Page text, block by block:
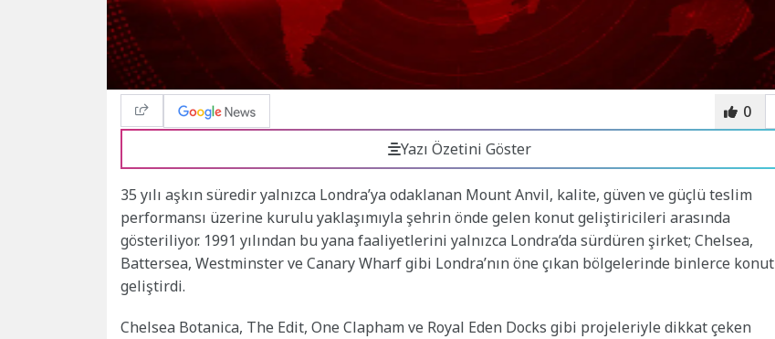
0
Yazı Özetini Göster
35 yılı aşkın süredir yalnızca Londra’ya odaklanan Mount Anvil, kalite, güven ve güçlü teslim
performansı üzerine kurulu yaklaşımıyla şehrin önde gelen konut geliştiricileri arasında
gösteriliyor. 1991 yılından bu yana faaliyetlerini yalnızca Londra’da sürdüren şirket; Chelsea,
Battersea, Westminster ve Canary Wharf gibi Londra’nın öne çıkan bölgelerinde binlerce konut
geliştirdi.
Chelsea Botanica, The Edit, One Clapham ve Royal Eden Docks gibi projeleriyle dikkat çeken